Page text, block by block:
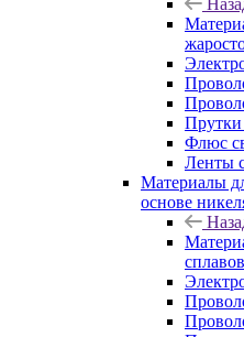
Флюс
Ленты
Материалы
основе